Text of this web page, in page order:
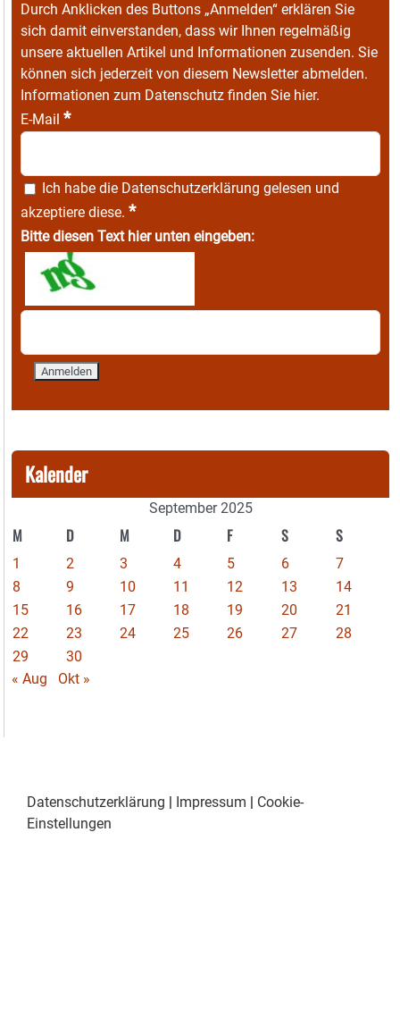
Durch Anklicken des Buttons „Anmelden“ erklären Sie
sich damit einverstanden, dass wir Ihnen regelmäßig
unsere aktuellen Artikel und Informationen zusenden. Sie
können sich jederzeit von diesem Newsletter abmelden.
Informationen zum Datenschutz finden Sie hier.
E-Mail *
Ich habe die Datenschutzerklärung gelesen und
akzeptiere diese. *
Bitte diesen Text hier unten eingeben:
Kalender
September 2025
M D M D F S S
1 2 3 4 5 6
7
8
9 10 11 12 13
14
15
16 17 18 19 20
21
22
23 24 25 26 27
28
29
30
« Aug
Okt »
Datenschutzerklärung Impressum
Cookie-
Einstellungen